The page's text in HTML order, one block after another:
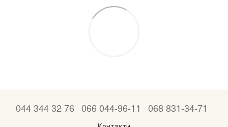
044 344 32 76 066 044-96-11 068 831-34-71